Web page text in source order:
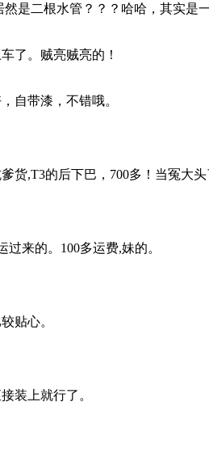
然是二根水管？？？哈哈，其实是
了。贼亮贼亮的！
自带漆，不错哦。
货,T3的后下巴，700多！当冤大头
来的。100多运费,妹的。
贴心。
装上就行了。